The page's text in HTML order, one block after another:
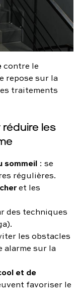
contre le
repose sur la
traitements
les
sommeil : se
régulières.
et les
des techniques
les obstacles
alarme sur la
et de
favoriser le